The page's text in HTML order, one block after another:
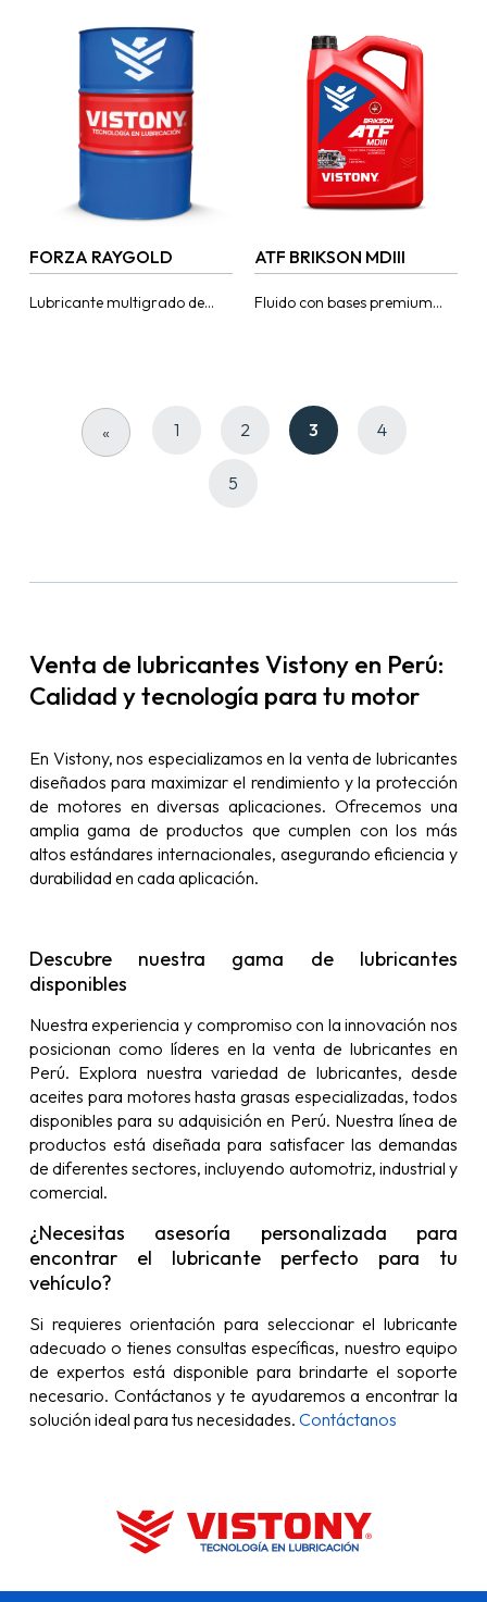
enfriados con agua.
Desarrollado con una
formulación...
fuera de borda enfriado con
agua. De alto...
FORZA RAYGOLD
Lubricante multigrado de
aceites parafínicos...
ATF BRIKSON MDIII
Fluido con bases premium
« 1 2 3 4
5
Venta de lubricantes Vistony en Perú:
Calidad y tecnología para tu motor
En Vistony, nos especializamos en la venta de lubricantes
diseñados para maximizar el rendimiento y la protección
de motores en diversas aplicaciones. Ofrecemos una
amplia gama de productos que cumplen con los más
altos estándares internacionales, asegurando eficiencia y
durabilidad en cada aplicación.
Descubre nuestra gama de lubricantes
disponibles
Nuestra experiencia y compromiso con la innovación nos
posicionan como líderes en la venta de lubricantes en
Perú. Explora nuestra variedad de lubricantes, desde
aceites para motores hasta grasas especializadas, todos
disponibles para su adquisición en Perú. Nuestra línea de
productos está diseñada para satisfacer las demandas
de diferentes sectores, incluyendo automotriz, industrial y
comercial.
¿Necesitas asesoría personalizada para
encontrar el lubricante perfecto para tu
vehículo?
Si requieres orientación para seleccionar el lubricante
adecuado o tienes consultas específicas, nuestro equipo
de expertos está disponible para brindarte el soporte
necesario. Contáctanos y te ayudaremos a encontrar la
solución ideal para tus necesidades. Contáctanos